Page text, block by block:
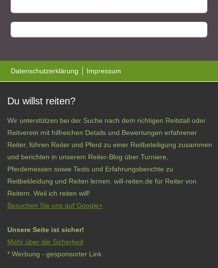
Datenschutzerklärung Impressum
Du willst reiten?
Wir unterstützen bei der Suche nach dem richtigen Reitstall oder
Reitverein mit hilfreichen Details und Bewertungen erfahrener
Reiter, führen Reiter und Pferd zu einer Reitbeteiligung zusammen
und berichten in unserem Reiter-Blog über Turniere,
Pferdemessen sowie Tests und Erfahrungsberichte zu
Reitbekleidung und Reiten lernen. will-reiten.de für Reiter von
Reitern. Weil ich reiten will!
Besuchen Sie uns auf Google+
Unsere Seite ist sicher!
Mehr über die Sicherheit
* Werbung - gesponsorter Link